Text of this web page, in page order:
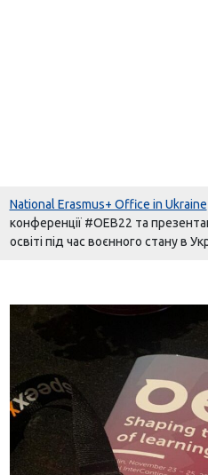
National Erasmus+ Office in Ukraine
конференції #OEB22 та
освіті під час воєнного стану в